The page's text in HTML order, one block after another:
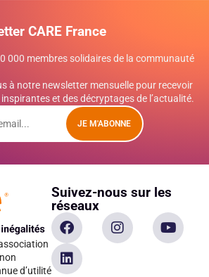
CARE France
000 membres solidaires de la communauté
à notre newsletter mensuelle pour recevoir
et des décryptages de l’actualité.
JE M'ABONNE
d’utilité
Suivez-nous sur les
réseaux